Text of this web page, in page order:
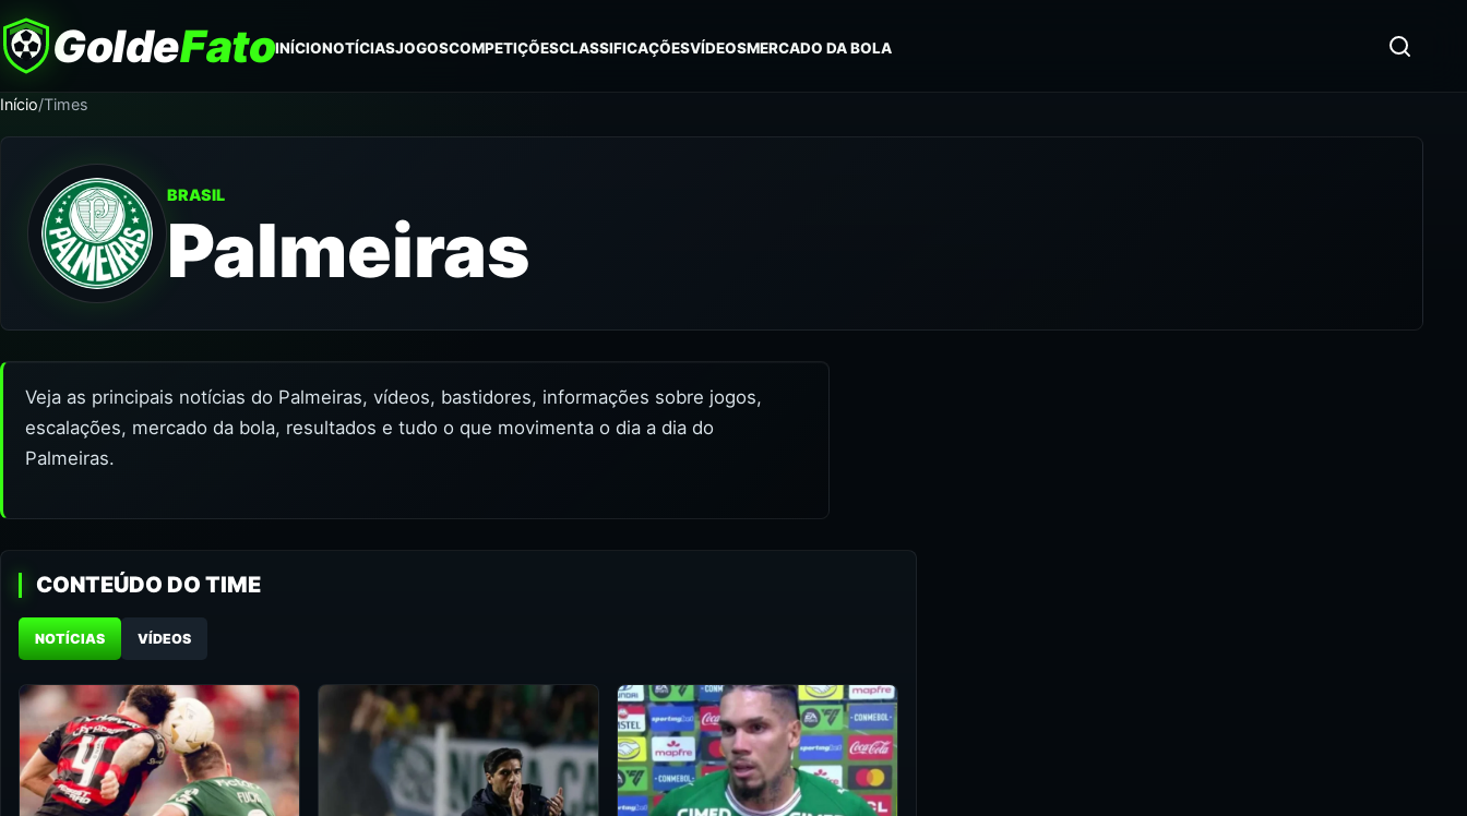
GoldeFatoINÍCIONOTÍCIASJOGOSCOMPETIÇÕESCLASSIFICAÇÕESVÍDEOSMERCADO DA BOLA
Início/Times
BRASIL
Palmeiras
Veja as principais notícias do Palmeiras, vídeos, bastidores, informações sobre jogos,
escalações, mercado da bola, resultados e tudo o que movimenta o dia a dia do
Palmeiras.
CONTEÚDO DO TIME
NOTÍCIAS VÍDEOS